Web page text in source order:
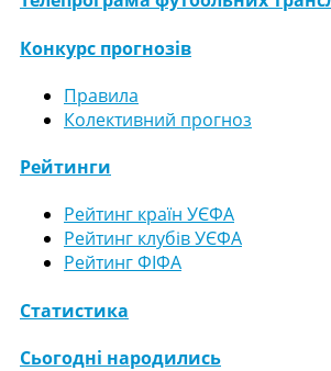
Конкурс прогнозів
Правила
Колективний прогноз
Рейтинги
Рейтинг країн УЄФА
Рейтинг клубів УЄФА
Рейтинг ФІФА
Статистика
Сьогодні народились